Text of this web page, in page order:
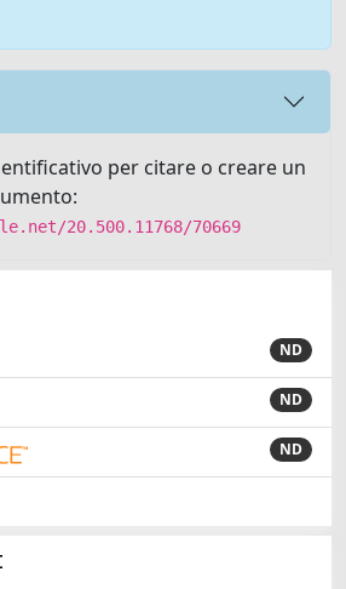
per citare o creare un
20.500.11768/70669
ND
ND
ND